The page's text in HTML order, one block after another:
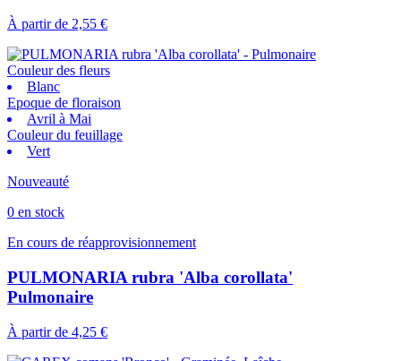
À partir de 2,55 €
Couleur des fleurs
Blanc
Epoque de floraison
Avril à Mai
Couleur du feuillage
Vert
Nouveauté
0 en stock
En cours de réapprovisionnement
PULMONARIA rubra 'Alba corollata'
Pulmonaire
À partir de 4,25 €